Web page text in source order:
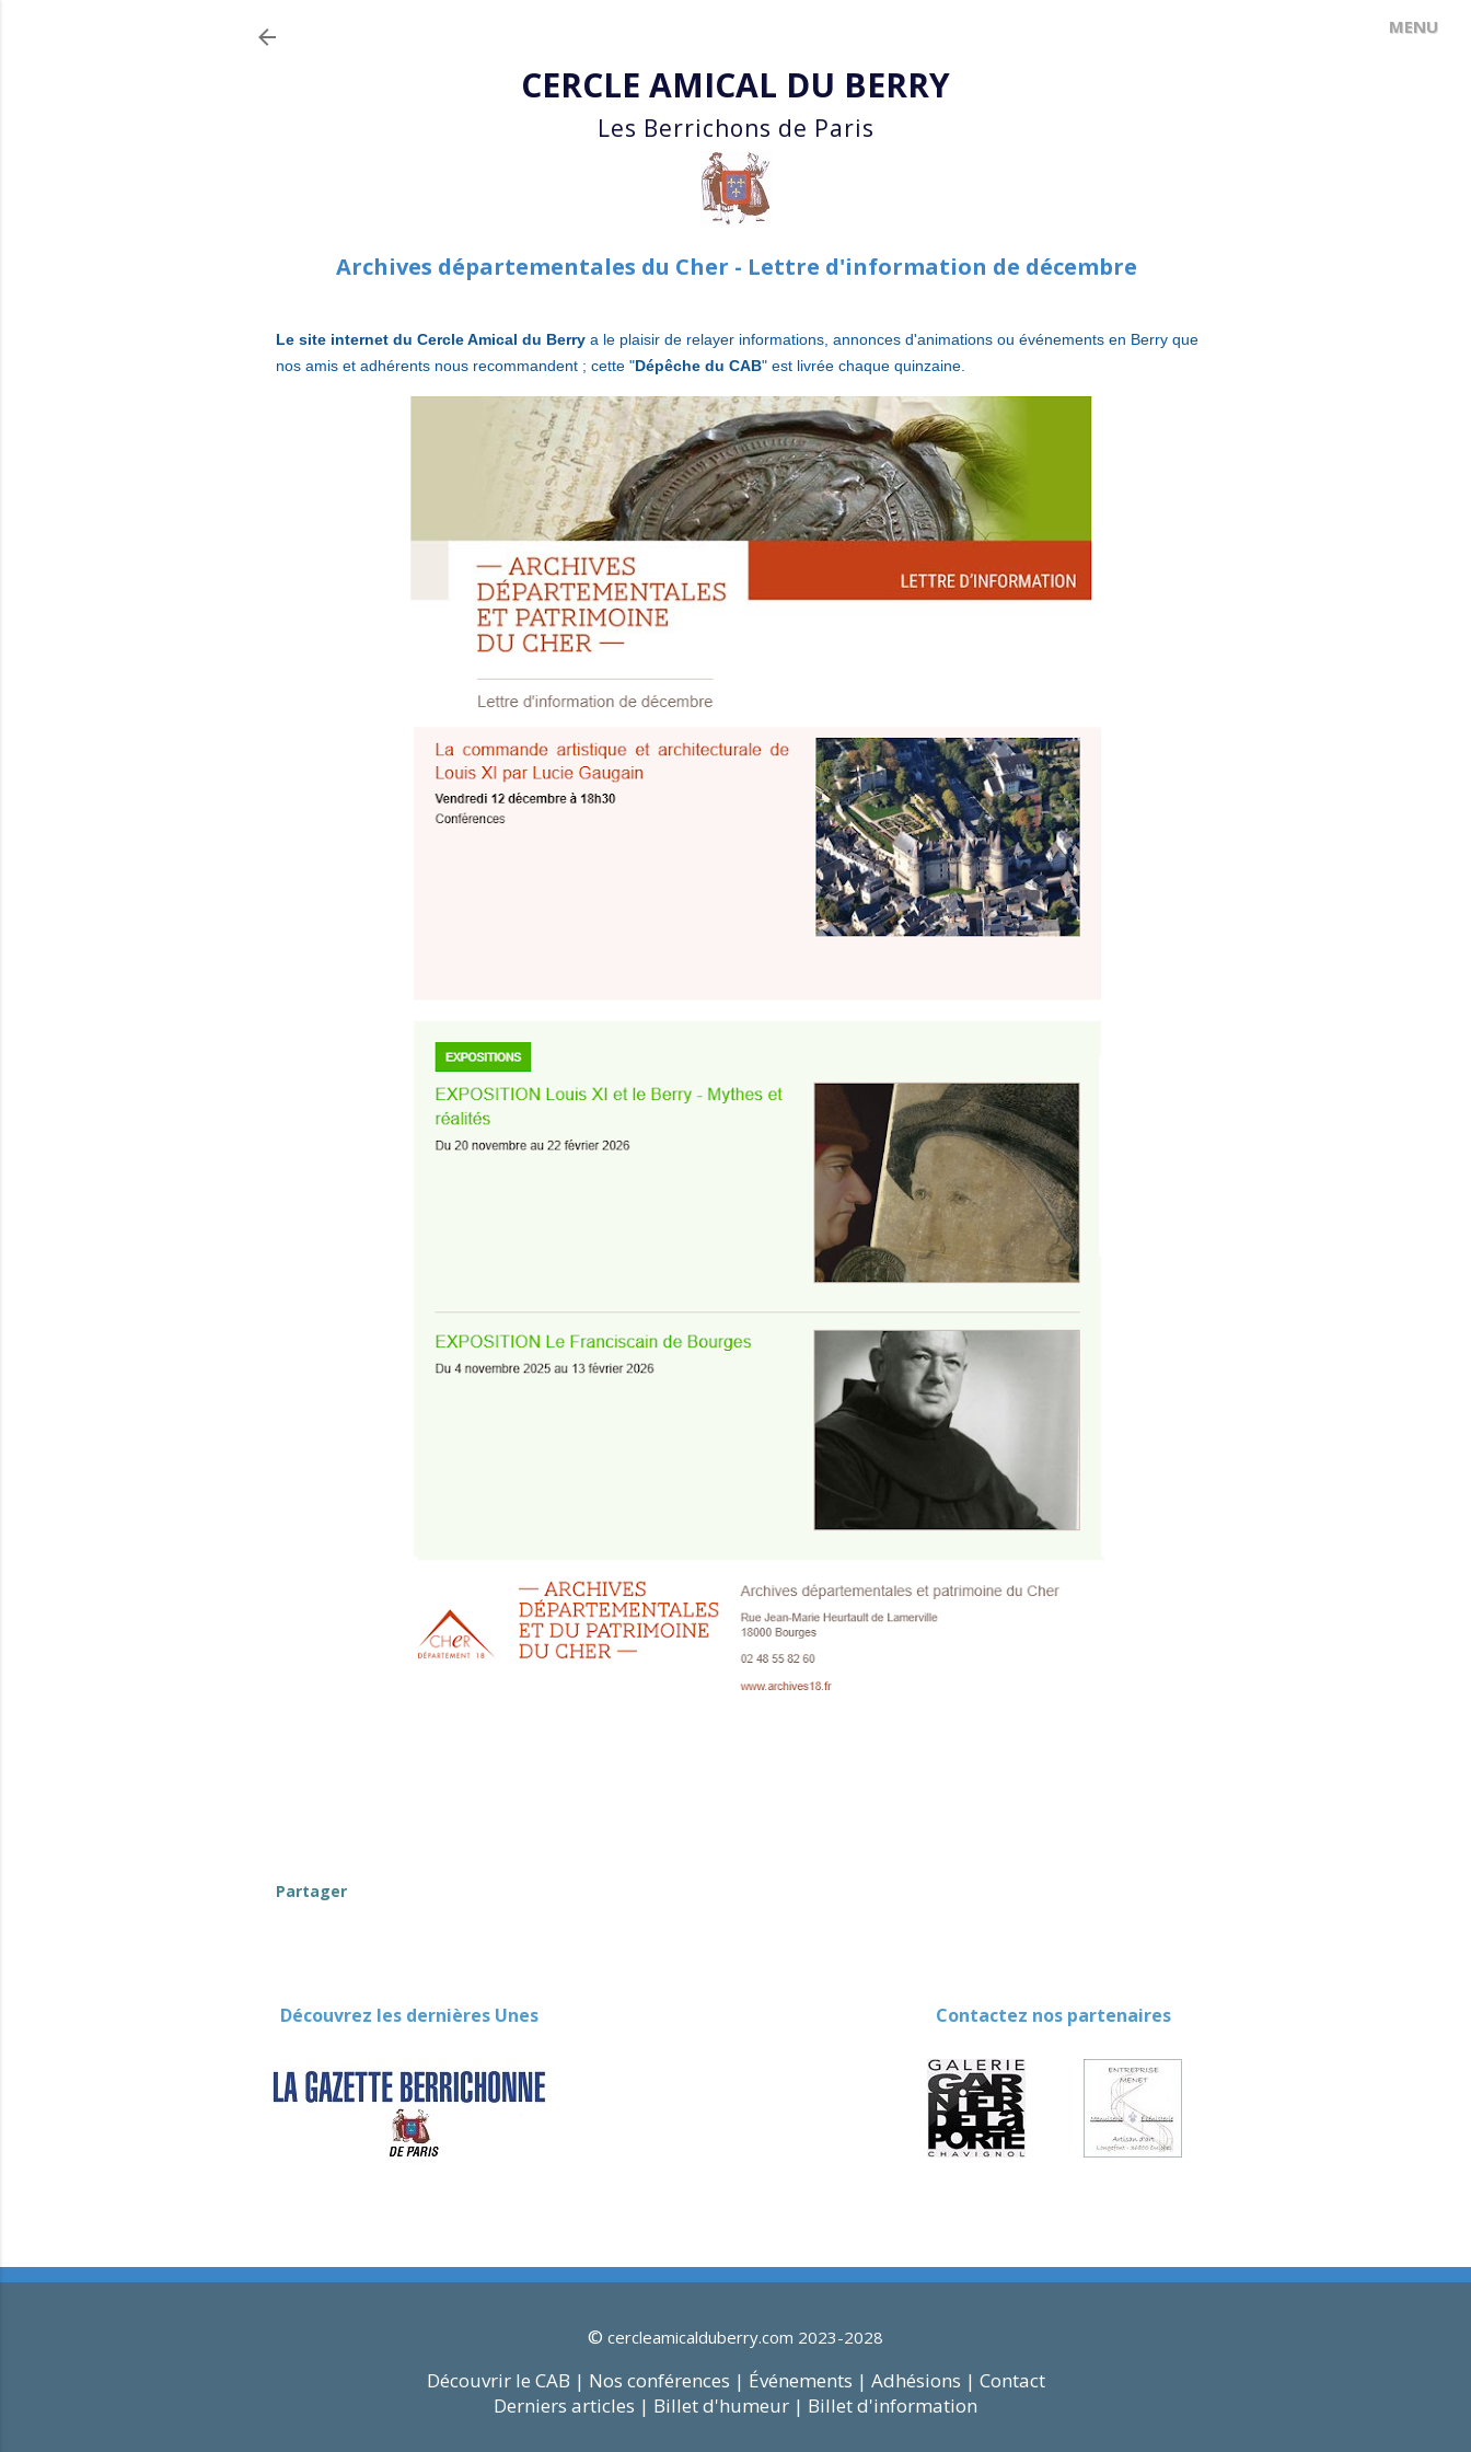
CERCLE AMICAL DU BERRY
Les Berrichons de Paris
Archives départementales du Cher - Lettre d'information de décembre
Le site internet du Cercle Amical du Berry a le plaisir de relayer informations, annonces d'animations ou événements en Berry que
nos amis et adhérents nous recommandent ; cette "Dépêche du CAB" est livrée chaque quinzaine.
Partager
Découvrez les dernières Unes Contactez nos partenaires
© cercleamicalduberry.com 2023-2028
Découvrir le CAB | Nos conférences | Événements | Adhésions | Contact
Derniers articles | Billet d'humeur | Billet d'information